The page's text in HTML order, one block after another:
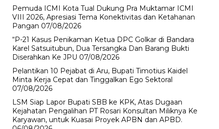
Pemuda ICMI Kota Tual Dukung Pra Muktamar ICMI
VIII 2026, Apresiasi Tema Konektivitas dan Ketahanan
Pangan 07/08/2026
“P-21 Kasus Penikaman Ketua DPC Golkar di Bandara
Karel Satsuitubun, Dua Tersangka Dan Barang Bukti
Diserahkan Ke JPU 07/08/2026
Pelantikan 10 Pejabat di Aru, Bupati Timotius Kaidel
Minta Kerja Cepat dan Tinggalkan Ego Sektoral
07/08/2026
LSM Siap Lapor Bupati SBB ke KPK, Atas Dugaan
Kejahatan Pengalihan PT Rosari Konsultan Miliknya Ke
Karyawan, untuk Kuasai Proyek APBN dan APBD.